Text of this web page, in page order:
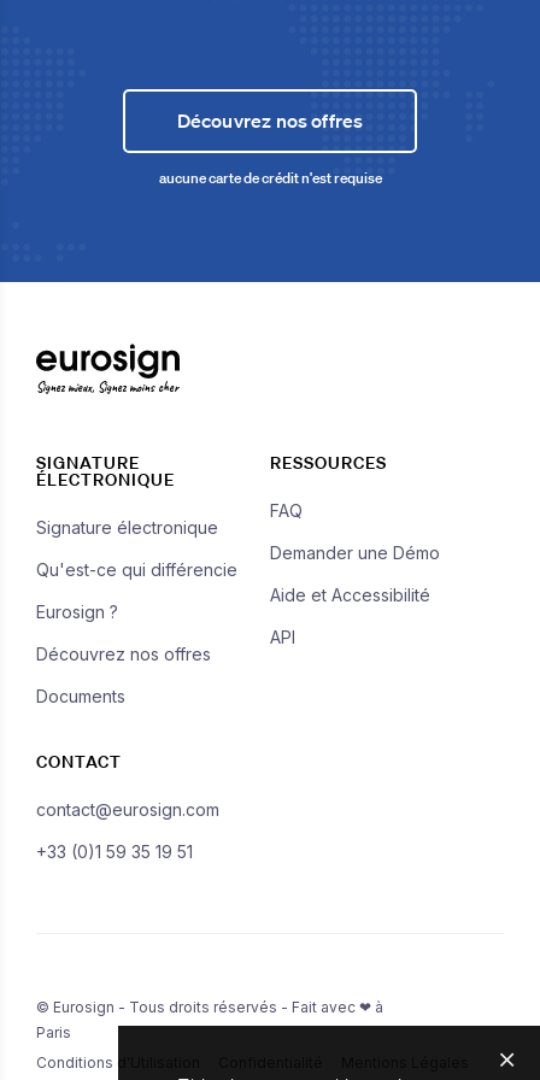
Découvrez nos offres
aucune carte de crédit n'est requise
Signez mieux, Signez moins cher
SIGNATURE
ÉLECTRONIQUE
Signature électronique
Qu'est-ce qui différencie
Eurosign ?
Découvrez nos offres
Documents
RESSOURCES
FAQ
Demander une Démo
Aide et Accessibilité
API
CONTACT
contact@eurosign.com
+33 (0)1 59 35 19 51
© Eurosign - Tous droits réservés - Fait avec ❤ à
Paris
Conditions d'Utilisation